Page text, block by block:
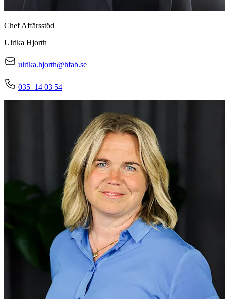
Chef Affärsstöd
Ulrika Hjorth
ulrika.hjorth@hfab.se
035–14 03 54